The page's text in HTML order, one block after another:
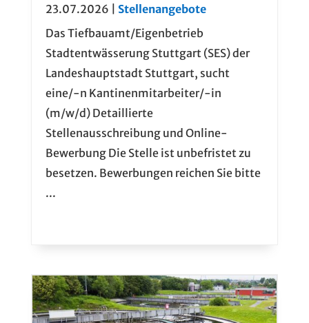
23.07.2026
Stellenangebote
Das Tiefbauamt/Eigenbetrieb
Stadtentwässerung Stuttgart (SES) der
Landeshauptstadt Stuttgart, sucht
eine/-n Kantinenmitarbeiter/-in
(m/w/d) Detaillierte
Stellenausschreibung und Online-
Bewerbung Die Stelle ist unbefristet zu
besetzen. Bewerbungen reichen Sie bitte
...